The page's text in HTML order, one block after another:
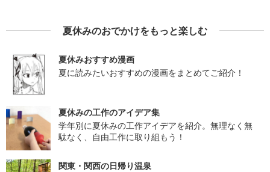
夏休みのおでかけをもっと楽しむ
夏休みおすすめ漫画
夏に読みたいおすすめの漫画をまとめてご紹介！
夏休みの工作のアイデア集
学年別に夏休みの工作アイデアを紹介。無理なく無
駄なく、自由工作に取り組もう！
関東・関西の日帰り温泉